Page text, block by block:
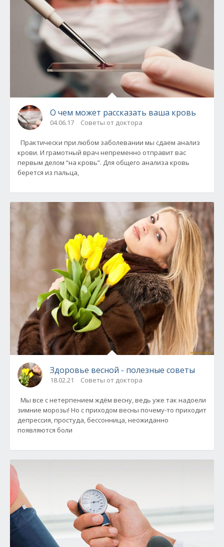
О чем может рассказать ваша кровь
04.06.17 Советы от доктора
Практически при любом заболевании мы сдаем анализ
крови. И грамотный врач непременно отправит вас
первым делом “на кровь”. Для общего анализа кровь
берется из пальца,
Здоровье весной - полезные советы
18.02.21 Советы от доктора
Мы все с нетерпением ждём весну, ведь уже так надоели
зимние морозы! Но с приходом весны почему-то приходит
депрессия, простуда, бессонница, неожиданно
появляются боли